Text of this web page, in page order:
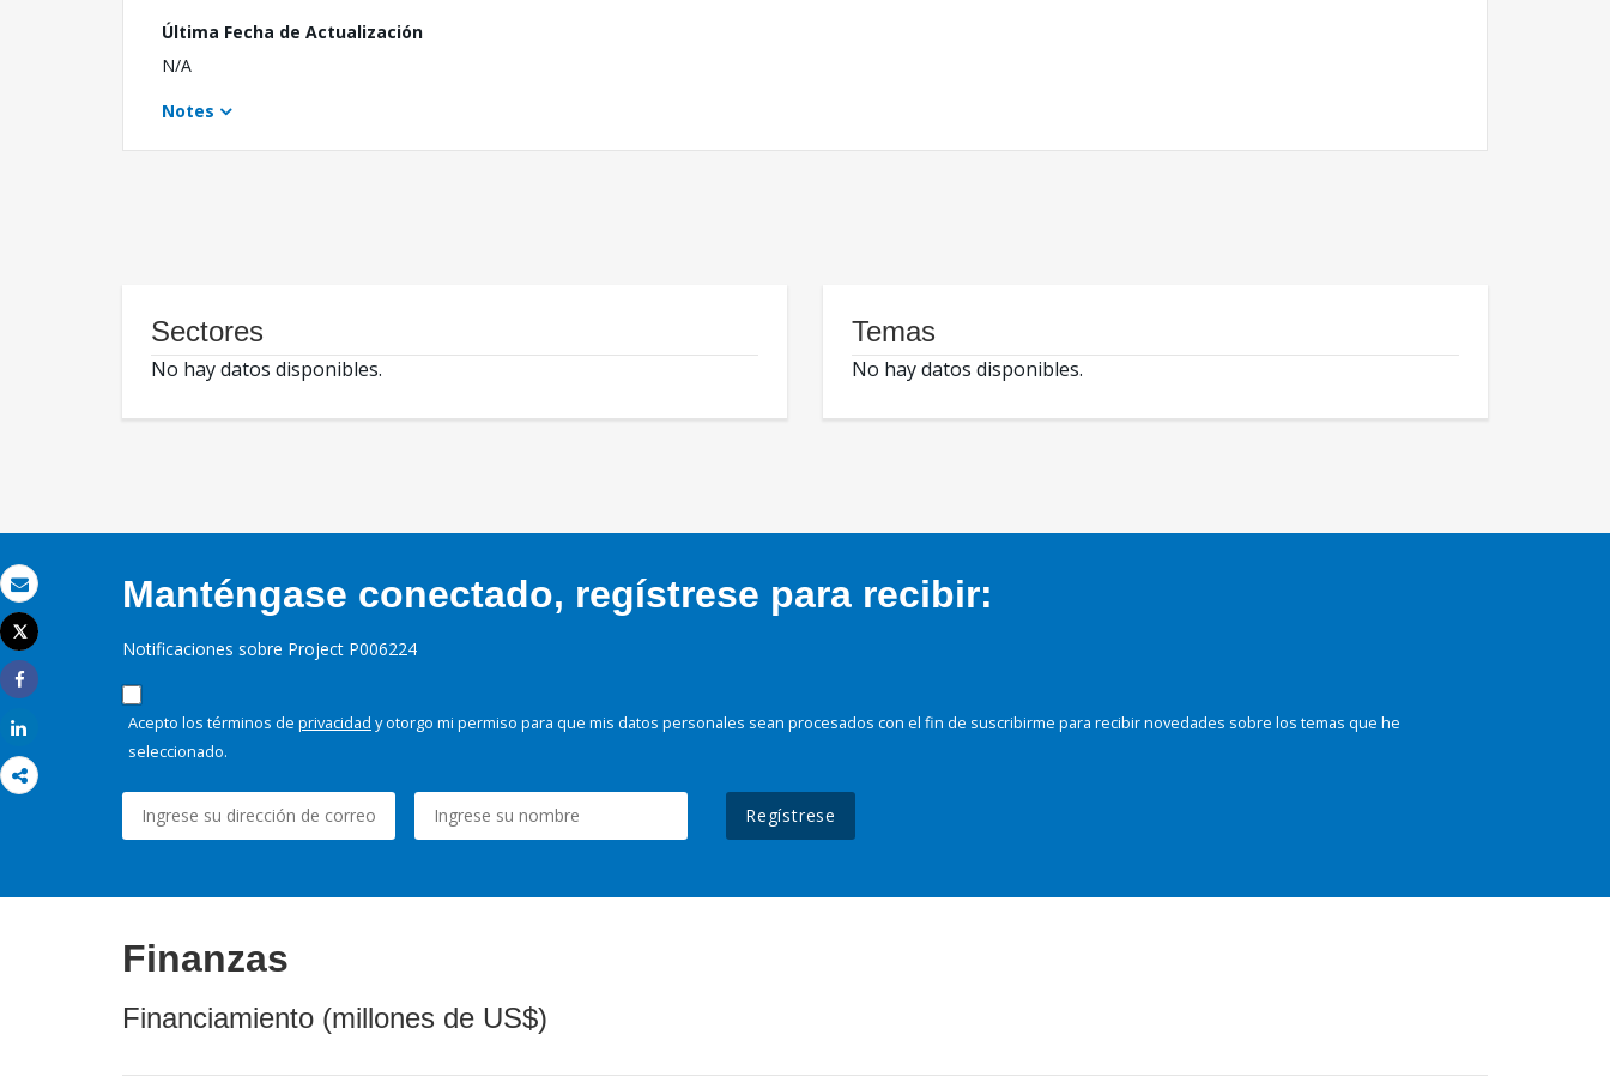
Correo electrónico
Imprimir
Tweet
Share
Última Fecha de Actualización
N/A
Notes
Sectores
No hay datos disponibles.
Temas
No hay datos disponibles.
Manténgase conectado, regístrese para recibir:
Notificaciones sobre Project P006224
Acepto los términos de privacidad y otorgo mi permiso para que mis datos personales sean procesados con el fin de suscribirme para recibir novedades sobre los temas que he
seleccionado.
Regístrese
Finanzas
Financiamiento (millones de US$)